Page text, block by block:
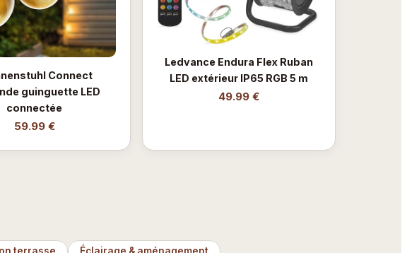
Connect
guinguette LED
connectée
59.99 €
Ledvance Endura Flex Ruban
LED extérieur IP65 RGB 5 m
49.99 €